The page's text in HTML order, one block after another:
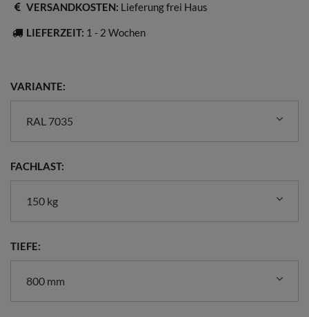
VERSANDKOSTEN: Lieferung frei Haus
LIEFERZEIT: 1 - 2 Wochen
VARIANTE:
RAL 7035
FACHLAST:
150 kg
TIEFE:
800 mm